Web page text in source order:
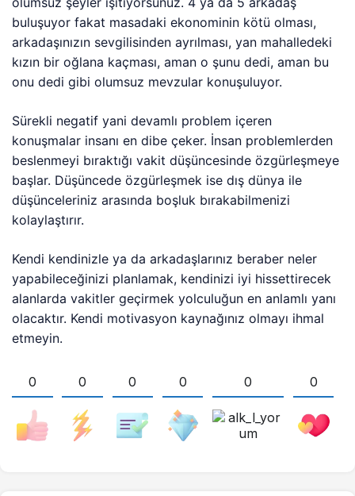
buluşuyor fakat masadaki ekonominin kötü olması,
arkadaşınızın sevgilisinden ayrılması, yan mahalledeki
kızın bir oğlana kaçması, aman o şunu dedi, aman bu
onu dedi gibi olumsuz mevzular konuşuluyor.
Sürekli negatif yani devamlı problem içeren
konuşmalar insanı en dibe çeker. İnsan problemlerden
beslenmeyi bıraktığı vakit düşüncesinde özgürleşmeye
başlar. Düşüncede özgürleşmek ise dış dünya ile
düşünceleriniz arasında boşluk bırakabilmenizi
kolaylaştırır.
Kendi kendinizle ya da arkadaşlarınız beraber neler
yapabileceğinizi planlamak, kendinizi iyi hissettirecek
alanlarda vakitler geçirmek yolculuğun en anlamlı yanı
olacaktır. Kendi motivasyon kaynağınız olmayı ihmal
etmeyin.
0 0 0 0 0 0